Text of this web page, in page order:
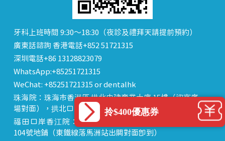
牙科上班時間 9:30～18:30（夜診及禮拜天請提前預約）
廣東話諮詢 香港電話+852 51721315
深圳電話+86 13128823079
WhatsApp:+85251721315
WeChat: +85251721315 or dentalhk
珠海院：珠海市香洲區 拱北中建商業大廈 15樓（迎賓廣
場對面），拱北口岸步行8分鐘直達
福田口岸香江院：福田區福田口岸正對面，海悅華城
104號地鋪（東鐵線落馬洲站出關對面即到）
拎$400優惠券